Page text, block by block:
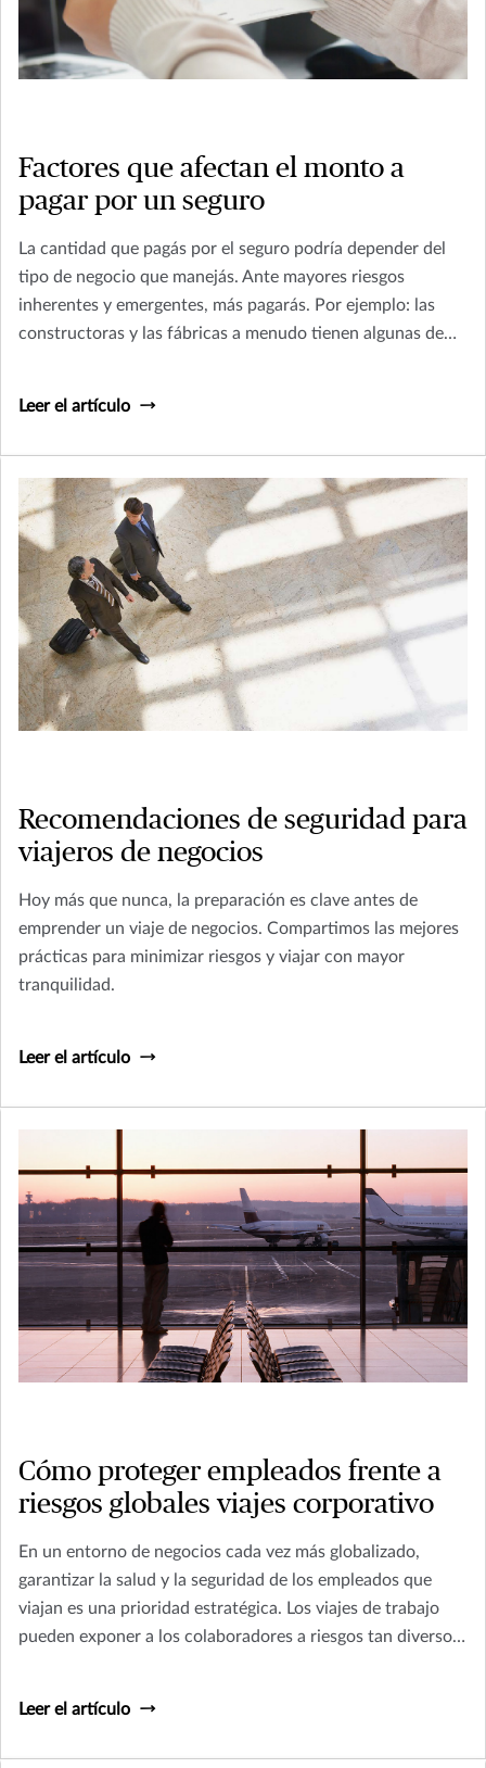
Factores que afectan el monto a
pagar por un seguro
La cantidad que pagás por el seguro podría depender del
tipo de negocio que manejás. Ante mayores riesgos
inherentes y emergentes, más pagarás. Por ejemplo: las
constructoras y las fábricas a menudo tienen algunas de
Leer el artículo
Recomendaciones de seguridad para
viajeros de negocios
Hoy más que nunca, la preparación es clave antes de
emprender un viaje de negocios. Compartimos las mejores
prácticas para minimizar riesgos y viajar con mayor
tranquilidad.
Leer el artículo
Cómo proteger empleados frente a
riesgos globales viajes corporativo
En un entorno de negocios cada vez más globalizado,
garantizar la salud y la seguridad de los empleados que
viajan es una prioridad estratégica. Los viajes de trabajo
pueden exponer a los colaboradores a riesgos tan diversos
Leer el artículo